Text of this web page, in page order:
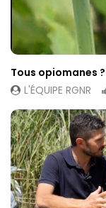
Tous opiomanes
L'ÉQUIPE RGNR